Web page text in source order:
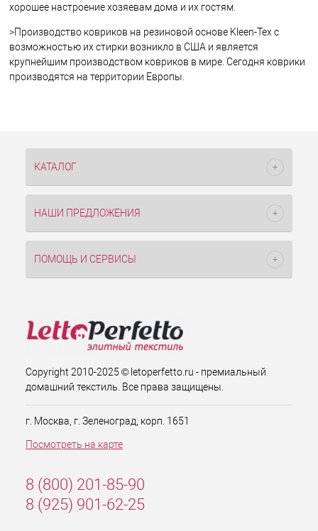
хорошее настроение хозяевам дома и их гостям.
>Производство ковриков на резиновой основе Kleen-Tex с
возможностью их стирки возникло в США и является
крупнейшим производством ковриков в мире. Сегодня коврики
производятся на территории Европы.
КАТАЛОГ
НАШИ ПРЕДЛОЖЕНИЯ
ПОМОЩЬ И СЕРВИСЫ
Copyright 2010-2025 © letoperfetto.ru - премиальный
домашний текстиль. Все права защищены.
г. Москва, г. Зеленоград, корп. 1651
Посмотреть на карте
8 (800) 201-85-90
8 (925) 901-62-25